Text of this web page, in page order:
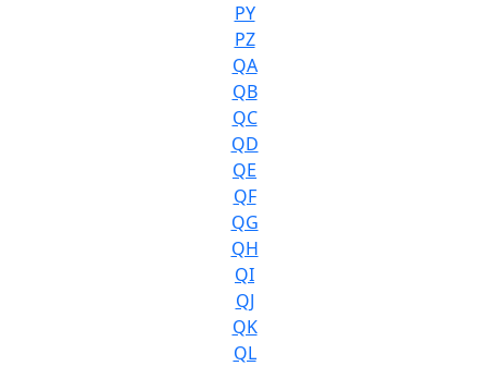
PY
PZ
QA
QB
QC
QD
QE
QF
QG
QH
QI
QJ
QK
QL